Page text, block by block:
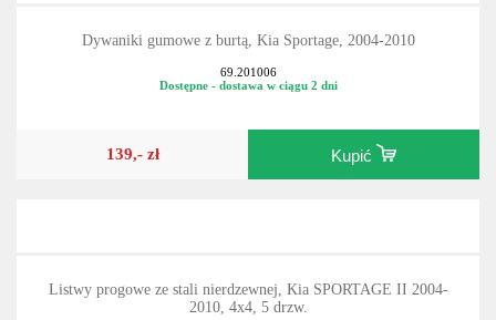
Dywaniki gumowe z burtą, Kia Sportage, 2004-2010
69.201006
Dostępne - dostawa w ciągu 2 dni
139,- zł Kupić
Listwy progowe ze stali nierdzewnej, Kia SPORTAGE II 2004-
2010, 4x4, 5 drzw.